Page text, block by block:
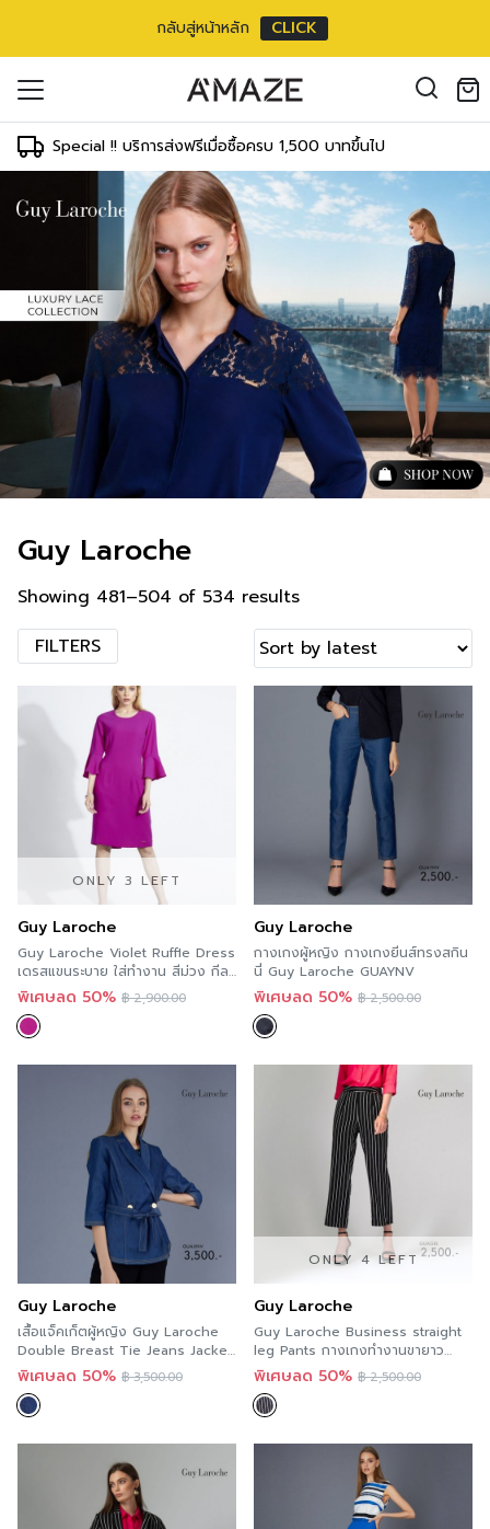
กลับสู่หน้าหลัก CLICK
Special !! บริการส่งฟรีเมื่อซื้อครบ 1,500 บาทขึ้นไป
Guy Laroche
Showing 481–504 of 534 results
FILTERS
ONLY 3 LEFT
Guy Laroche
Guy Laroche Violet Ruffle Dress
เดรสแขนระบาย ใส่ทำงาน สีม่วง กีลา
โรช GUB2VI
พิเศษลด 50% ฿2,900.00
Guy Laroche
กางเกงผู้หญิง กางเกงยีนส์ทรงสกิน
นี่ Guy Laroche GUAYNV
พิเศษลด 50% ฿2,500.00
Guy Laroche
เสื้อแจ็คเก็ตผู้หญิง Guy Laroche
Double Breast Tie Jeans Jacket
แจ็คเก็ตยีนส์ แจ็คเกตเดนิม แจ็กเก็
ตมีผ้าคาดเอว กีลาโรช GUAXNV
พิเศษลด 50% ฿3,500.00
ONLY 4 LEFT
Guy Laroche
Guy Laroche Business straight
leg Pants กางเกงทำงานขายาว
กางเกงลายทาง กีลาโรช GUAGBL
พิเศษลด 50% ฿2,500.00
in the cart.
address*
Log in
ข้าสู่ระบบด้วย LINE
คลิกที่นี่เพื่อสมัครสมาชิก
ณเพื่อรองรับประสบการณ์การใช้งาน
ชี รวมถึงจุดประสงค์อื่นๆ ตาม
ข้าสู่ระบบด้วย LINE